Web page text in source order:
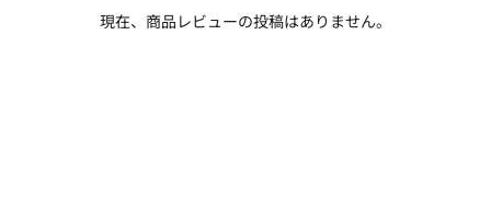
現在、商品レビューの投稿はありません。